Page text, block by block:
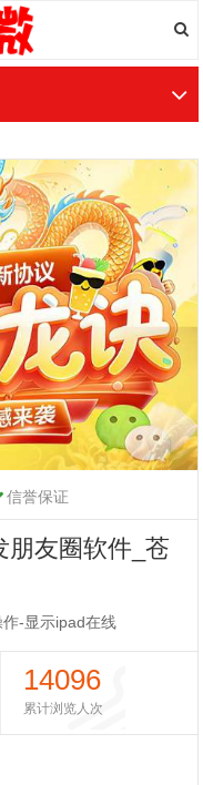
信誉保证
朋友圈软件_苍
-显示ipad在线
14096
累计浏览人次